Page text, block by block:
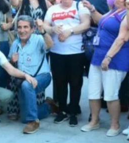
8M EN LEGANÉS: POR UNA CIUDAD